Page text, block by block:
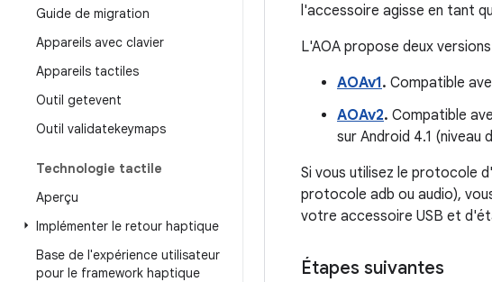
Guide de migration
Appareils avec clavier
Appareils tactiles
Outil getevent
Outil validatekeymaps
Technologie tactile
Aperçu
Implémenter le retour haptique
Base de l'expérience utilisateur
pour le framework haptique
l'accessoire agisse en tant
L'AOA propose deux
AOAv1. Compatible
AOAv2. Compatible
sur Android 4.1 (niveau
Si vous utilisez le protocole
protocole adb ou audio),
votre accessoire USB et
Étapes suivantes